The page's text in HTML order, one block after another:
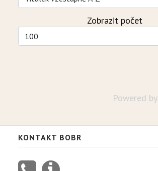
Zobrazit počet
Powered by
KONTAKT BOBR